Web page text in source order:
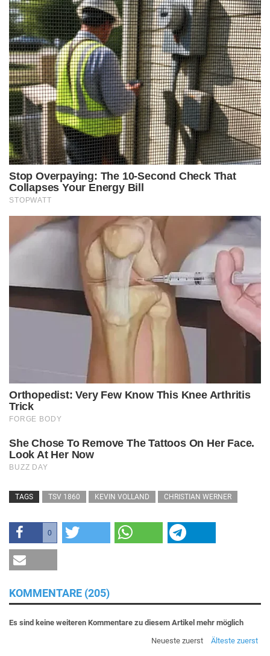
TAGS TSV 1860 KEVIN VOLLAND CHRISTIAN WERNER
0
KOMMENTARE (205)
Es sind keine weiteren Kommentare zu diesem Artikel mehr möglich
Neueste zuerst
Älteste zuerst